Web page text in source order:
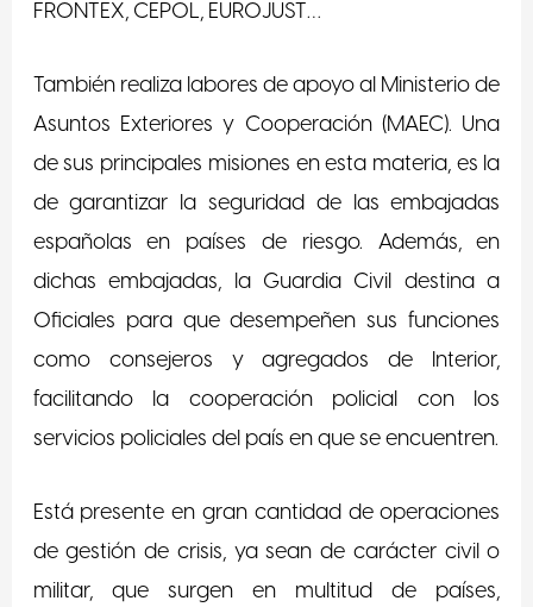
FRONTEX, CEPOL, EUROJUST…
También realiza labores de apoyo al Ministerio de
Asuntos Exteriores y Cooperación (MAEC). Una
de sus principales misiones en esta materia, es la
de garantizar la seguridad de las embajadas
españolas en países de riesgo. Además, en
dichas embajadas, la Guardia Civil destina a
Oficiales para que desempeñen sus funciones
como consejeros y agregados de Interior,
facilitando la cooperación policial con los
servicios policiales del país en que se encuentren.
Está presente en gran cantidad de operaciones
de gestión de crisis, ya sean de carácter civil o
militar, que surgen en multitud de países,